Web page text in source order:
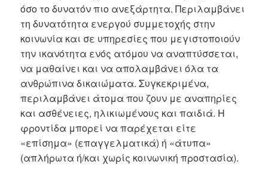
όσο το δυνατόν πιο ανεξάρτητα. Περιλαμβάνει
τη δυνατότητα ενεργού συμμετοχής στην
κοινωνία και σε υπηρεσίες που μεγιστοποιούν
την ικανότητα ενός ατόμου να αναπτύσσεται,
να μαθαίνει και να απολαμβάνει όλα τα
ανθρώπινα δικαιώματα. Συγκεκριμένα,
περιλαμβάνει άτομα που ζουν με αναπηρίες
και ασθένειες, ηλικιωμένους και παιδιά. Η
φροντίδα μπορεί να παρέχεται είτε
«επίσημα» (επαγγελματικά) ή «άτυπα»
(απλήρωτα ή/και χωρίς κοινωνική προστασία).